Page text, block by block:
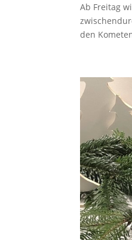
Ab Freitag
den